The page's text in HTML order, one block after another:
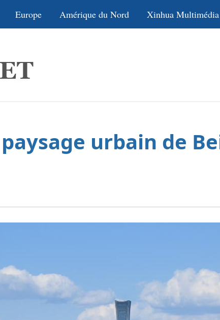
Europe Amérique du Nord Xinhua Multimédia
urbain de